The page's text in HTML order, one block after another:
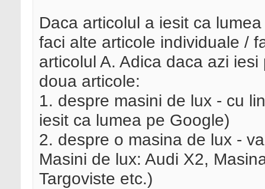
Daca articolul a iesit ca
faci alte articole individuale /
articolul A. Adica daca azi
doua articole:
1. despre masini de lux - cu
iesit ca lumea pe Google)
2. despre o masina de lux -
Masini de lux: Audi X2,
Targoviste etc.)